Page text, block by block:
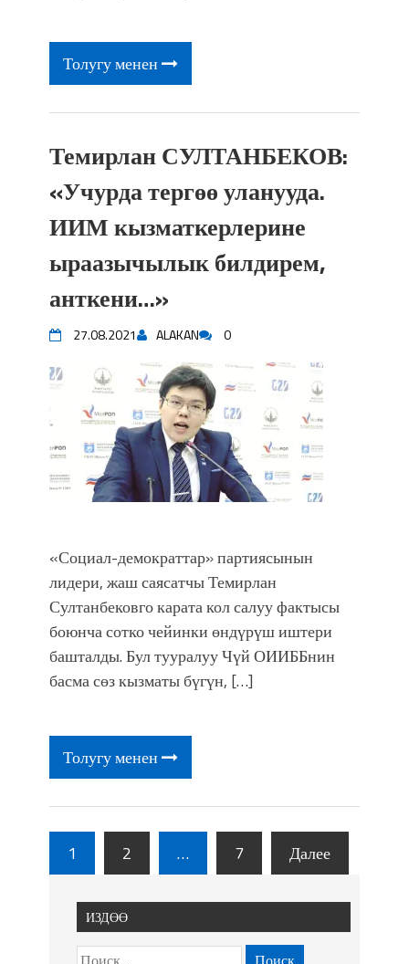
Толугу менен
Темирлан СУЛТАНБЕКОВ:
«Учурда тергөө уланууда.
ИИМ кызматкерлерине
ыраазычылык билдирем,
анткени…»
27.08.2021 ALAKAN 0
«Социал-демократтар» партиясынын
лидери, жаш саясатчы Темирлан
Султанбековго карата кол салуу фактысы
боюнча сотко чейинки өндүрүш иштери
башталды. Бул тууралуу Чүй ОИИББнин
басма сөз кызматы бүгүн, […]
Толугу менен
1 2 … 7 Далее
ИЗДӨӨ